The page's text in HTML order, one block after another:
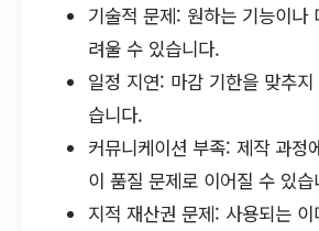
기술적 문제: 원하는 기능이나
려울 수 있습니다.
일정 지연: 마감 기한을 맞추
습니다.
커뮤니케이션 부족: 제작 과정
이 품질 문제로 이어질 수 있습
지적 재산권 문제: 사용되는